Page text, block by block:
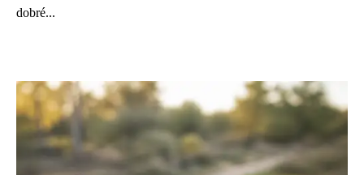
dobré...